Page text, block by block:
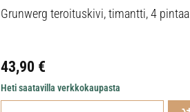
Grunwerg teroituskivi, timantti, 4 pintaa
43,90 €
Heti saatavilla verkkokaupasta